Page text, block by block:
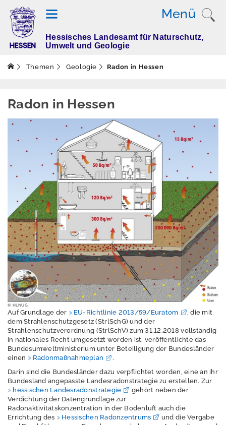
Menü
T
e
n
Altlasten
Dürre
Elektromagnetisch
e Felder / Licht
Erschütterungen
Geografische
Informationssystem
e
Geologie
Aktuelles
Wasserstoff
Radon in Hessen
Was ist Radon?
Geowissenschaftlic
he Begleitung der
Hessisches Landesamt für Naturschutz,
Umwelt und Geologie
Themen Geologie Radon in Hessen
Radon in Hessen
© HLNUG
Auf Grundlage der EU-Richtlinie 2013/59/Euratom
, die mit
dem Strahlenschutzgesetz (StrlSchG) und der
Strahlenschutzverordnung (StrlSchV) zum 31.12.2018 vollständig
in nationales Recht umgesetzt worden ist, veröffentlichte das
Bundesumweltministerium unter Beteiligung der Bundesländer
einen
Radonmaßnahmeplan
.
Darin sind die Bundesländer dazu verpflichtet worden, eine an ihr
Bundesland angepasste Landesradonstrategie zu erstellen. Zur
hessischen Landesradonstrategie
​​​​​​​ gehört neben der
Verdichtung der Datengrundlage zur
Radonaktivitätskonzentration in der Bodenluft auch die
Errichtung des
Hessischen Radonzentrums
und die Vergabe